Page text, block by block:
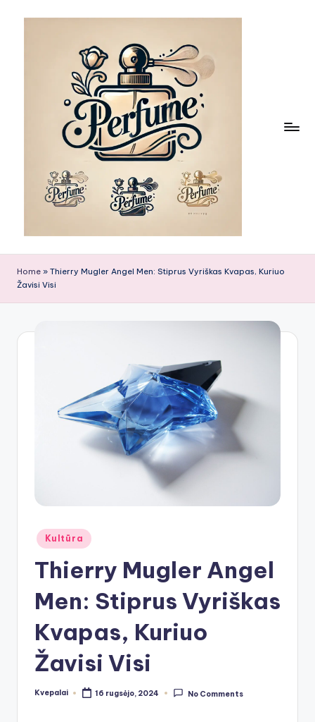
Home » Thierry Mugler Angel Men: Stiprus Vyriškas Kvapas, Kuriuo
Žavisi Visi
Posted
in
Kultūra
Thierry Mugler Angel
Men: Stiprus Vyriškas
Kvapas, Kuriuo
Žavisi Visi
Posted
Kvepalai 16 rugsėjo, 2024 No Comments